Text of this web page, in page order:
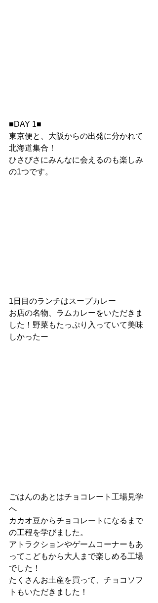
■DAY 1■
東京便と、大阪からの出発に分かれて
北海道集合！
ひさびさにみんなに会えるのも楽しみ
の1つです。
1日目のランチはスープカレー
お店の名物、ラムカレーをいただきま
した！野菜もたっぷり入っていて美味
しかったー
ごはんのあとはチョコレート工場見学
へ
カカオ豆からチョコレートになるまで
の工程を学びました。
アトラクションやゲームコーナーもあ
ってこどもから大人まで楽しめる工場
でした！
たくさんお土産を買って、チョコソフ
トもいただきました！